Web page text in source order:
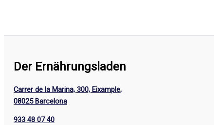
Der Ernährungsladen
Carrer de la Marina, 300, Eixample,
08025 Barcelona
933 48 07 40